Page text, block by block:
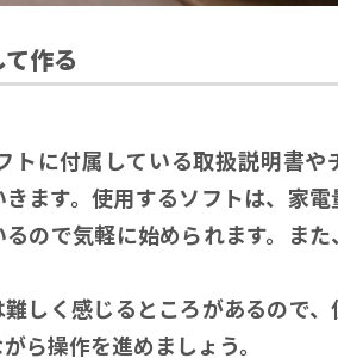
作る
トに付属している取扱説明書や
ます。使用するソフトは、家
ので気軽に始められます。ま
しく感じるところがあるので
ら操作を進めましょう。